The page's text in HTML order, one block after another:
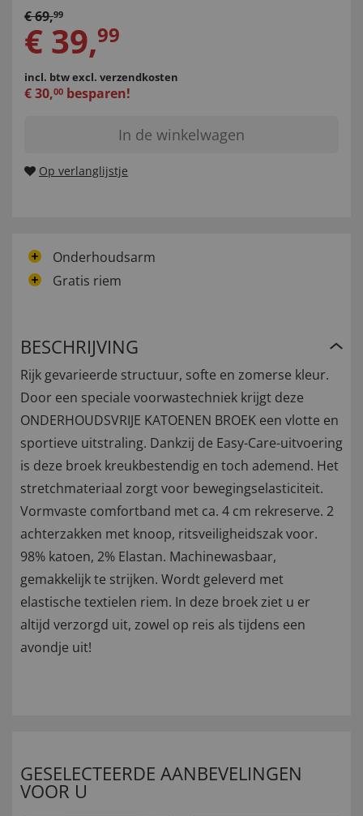
€69,99
€ 39,99
incl. btwexcl. verzendkosten
€30,00 besparen!
In de winkelwagen
Op verlanglijstje
Onderhoudsarm
Gratis riem
BESCHRIJVING
Rijk gevarieerde structuur, softe en zomerse kleur.
Door een speciale voorwastechniek krijgt deze
ONDERHOUDSVRIJE KATOENEN BROEK een vlotte en
sportieve uitstraling. Dankzij de Easy-Care-uitvoering
is deze broek kreukbestendig en toch ademend. Het
stretchmateriaal zorgt voor bewegingselasticiteit.
Vormvaste comfortband met ca. 4 cm rekreserve. 2
achterzakken met knoop, ritsveiligheidszak voor.
98% katoen, 2% Elastan. Machinewasbaar,
gemakkelijk te strijken. Wordt geleverd met
elastische textielen riem. In deze broek ziet u er
altijd verzorgd uit, zowel op reis als tijdens een
avondje uit!
GESELECTEERDE AANBEVELINGEN
VOOR U